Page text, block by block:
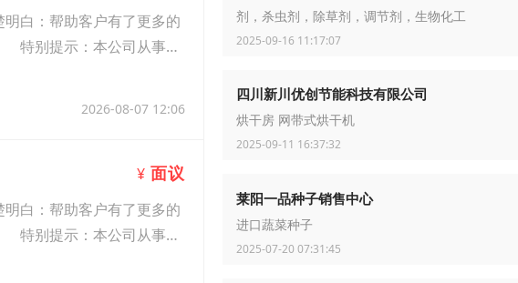
白：帮助客户有了更多的
特别提示：本公司从事贷
2026-08-07 12:06
¥ 面议
白：帮助客户有了更多的
特别提示：本公司从事贷
剂，杀虫剂，除草剂，调节剂，生物化工
2025-09-16 11:17:07
四川新川优创节能科技有限公司
烘干房 网带式烘干机
2025-09-11 16:37:32
莱阳一品种子销售中心
进口蔬菜种子
2025-07-20 07:31:45